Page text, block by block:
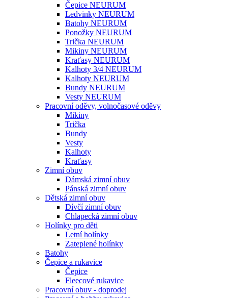
Čepice NEURUM
Ledvinky NEURUM
Batohy NEURUM
Ponožky NEURUM
Trička NEURUM
Mikiny NEURUM
Kraťasy NEURUM
Kalhoty 3/4 NEURUM
Kalhoty NEURUM
Bundy NEURUM
Vesty NEURUM
Pracovní oděvy, volnočasové oděvy
Mikiny
Trička
Bundy
Vesty
Kalhoty
Kraťasy
Zimní obuv
Dámská zimní obuv
Pánská zimní obuv
Dětská zimní obuv
Dívčí zimní obuv
Chlapecká zimní obuv
Holínky pro děti
Letní holínky
Zateplené holínky
Batohy
Čepice a rukavice
Čepice
Fleecové rukavice
Pracovní obuv - doprodej